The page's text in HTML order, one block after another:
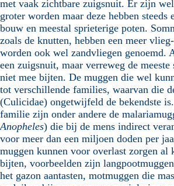
met vaak zichtbare zuigsnuit. Er zijn
groter worden maar deze hebben steeds
bouw en meestal sprieterige poten.
zoals de knutten, hebben een meer
worden ook wel zandvliegen genoemd.
een zuigsnuit, maar verreweg de meeste
niet mee bijten. De muggen die wel
tot verschillende families, waarvan die
(Culicidae) ongetwijfeld de bekendste
familie zijn onder andere de
Anopheles) die bij de mens indirect
voor meer dan een miljoen doden per
muggen kunnen voor overlast zorgen al
bijten, voorbeelden zijn
het gazon aantasten, motmuggen die